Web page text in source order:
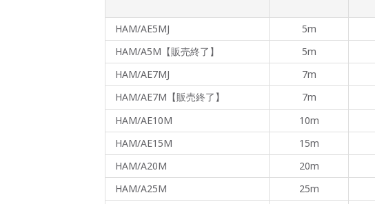
HAM/AE5MJ 5m
HAM/A5M【販売終了】
5m
HAM/AE7MJ
7m
HAM/AE7M【販売終了】
7m
HAM/AE10M
10m
HAM/AE15M
15m
HAM/A20M
20m
HAM/A25M
25m